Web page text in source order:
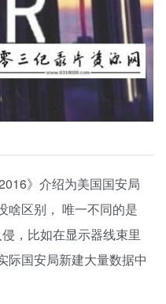
》介绍为美国国安局
啥区别， 唯一不同的是
，比如在显示器线束里
际国安局新建大量数据中